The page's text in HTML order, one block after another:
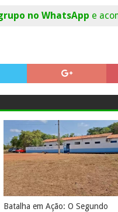
no WhatsApp e
Batalha em Ação: O Segundo